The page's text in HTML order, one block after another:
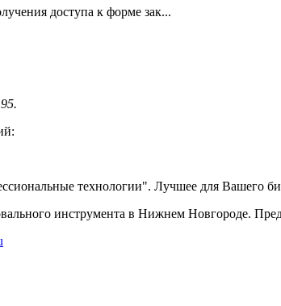
доступа к форме зак...
технологии". Лучшее для Вашего
инструмента в Нижнем Новгороде.